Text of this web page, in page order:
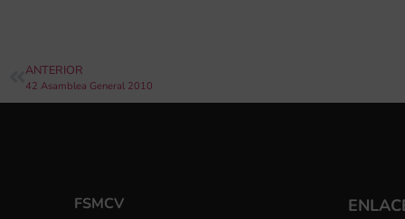
ANTERIOR
42 Asamblea General 2010
FSMCV